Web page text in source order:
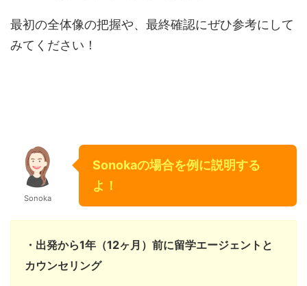
最初の全体像の把握や、最終確認にぜひ参考にして
みてください！
Sonoka
Sonokaの場合を例に説明する
よ！
・出発から1年（12ヶ月）前に留学エージェントと
カウンセリング